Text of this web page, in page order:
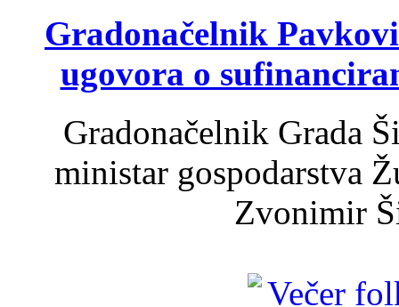
Gradonačelnik
ugovora o
Gradonačelnik Grada
ministar gospodarstva
Zvonimir